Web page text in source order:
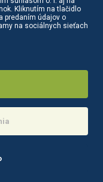
Kliknutím na tlačidlo
predaním údajov o
na sociálnych sieťach